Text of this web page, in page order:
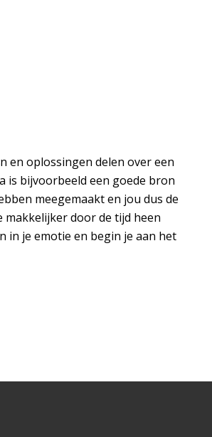
en oplossingen delen over een
is bijvoorbeeld een goede bron
meegemaakt en jou dus de
makkelijker door de tijd heen
in je emotie en begin je aan het